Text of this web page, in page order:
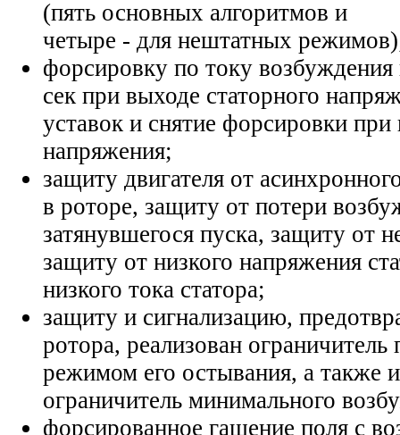
(пять основных алгоритмов и
четыре - для нештатных
форсировку по току
сек при выходе статорного
уставок и снятие форсировки при
напряжения;
защиту двигателя от
в роторе, защиту от потери
затянувшегося пуска, защиту от
защиту от низкого напряжения
низкого тока статора;
защиту и сигнализацию,
ротора, реализован ограничитель
режимом его остывания, а также
ограничитель минимального
форсированное гашение поля с